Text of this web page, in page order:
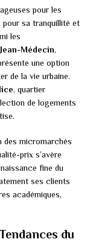
pour les
pour sa tranquillité et
les
Jean-Médecin,
une option
de la vie urbaine.
, quartier
de logements
des micromarchés
prix s’avère
fine du
ses clients
académiques,
du